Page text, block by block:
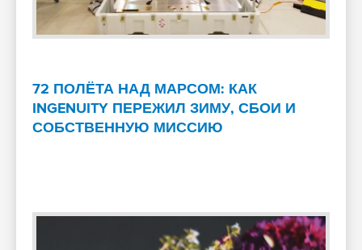
72 ПОЛЁТА НАД МАРСОМ: КАК
INGENUITY ПЕРЕЖИЛ ЗИМУ, СБОИ И
СОБСТВЕННУЮ МИССИЮ